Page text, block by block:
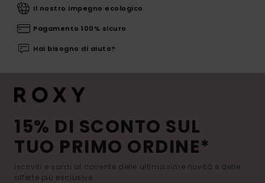
Il nostro impegno ecologico
Pagamento 100% sicuro
Hai bisogno di aiuto?
15% DI SCONTO SUL
TUO PRIMO ORDINE*
Iscriviti e sarai al corrente delle ultimissime novità e delle
offerte più esclusive.